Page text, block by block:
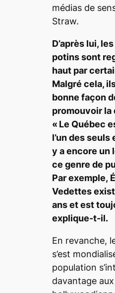
médias de
Straw.
D’après lui,
potins sont
haut par
Malgré cela,
bonne façon
promouvoir la
« Le Québec
l’un des
y a encore un
ce genre de
Par exemple,
Vedettes
ans et est
explique-t-il.
En revanche,
s’est
population
davantage